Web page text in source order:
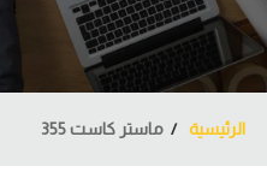
الرئيسية ماستر كاست 355